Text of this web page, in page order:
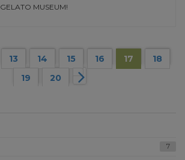
GELATO MUSEUM!
13 14 15 16 17
18
19
20
7